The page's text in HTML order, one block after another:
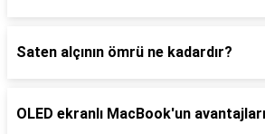
Saten alçının ömrü ne kadardır?
OLED ekranlı MacBook'un